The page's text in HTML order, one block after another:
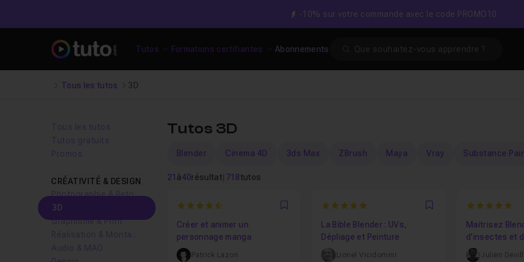
-10% sur votre commande avec le code PROMO10
Tutos Formations certifiantes Abonnements
Tous les tutos 3D
Tous les tutos
Tutos gratuits
Promos
CRÉATIVITÉ & DESIGN
Photographie & Retouche
3D
Graphisme & Print
Audio & MAO
Tutos 3D
Blender Cinema 4D 3ds Max ZBrush Maya Vray Substance
21 à40résultat 718tutos
4.9333333333333 Favori
Créer et animer un
personnage manga
Patrick Lazon
5 Favori
La Bible Blender : UVs,
Dépliage et Peinture
Lionel Vicidomini
5
Maitrisez
d'insectes et
Julien